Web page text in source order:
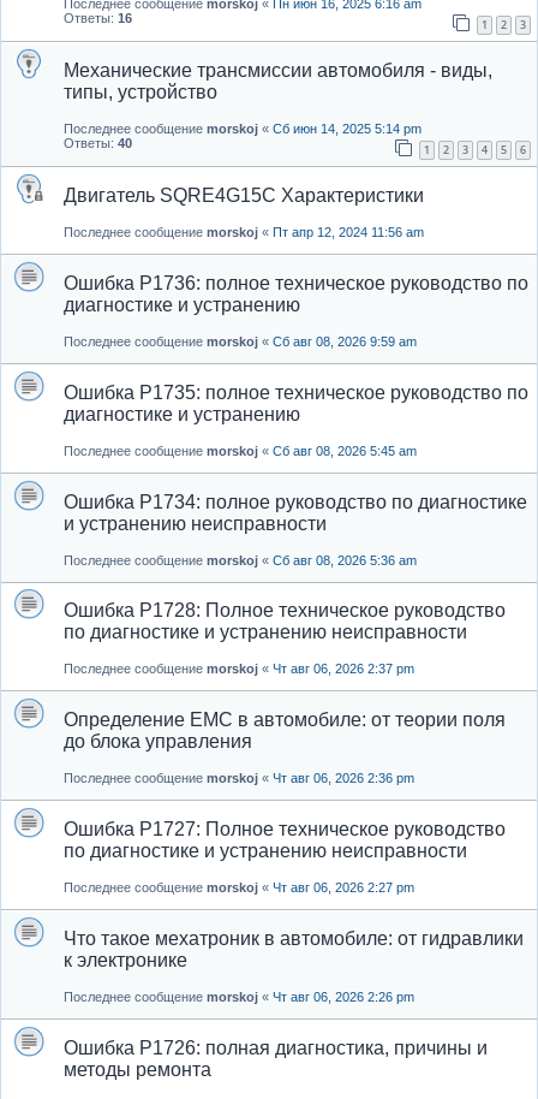
Последнее сообщение morskoj «
Пн июн 16, 2025 6:16 am
Ответы: 16 1 2 3
Механические трансмиссии автомобиля - виды,
типы, устройство
Последнее сообщение morskoj « Сб июн 14, 2025 5:14 pm
Ответы: 40 1 2 3 4 5 6
Двигатель SQRE4G15C Характеристики
Последнее сообщение morskoj « Пт апр 12, 2024 11:56 am
Ошибка P1736: полное техническое руководство по
диагностике и устранению
Последнее сообщение morskoj « Сб авг 08, 2026 9:59 am
Ошибка P1735: полное техническое руководство по
диагностике и устранению
Последнее сообщение morskoj « Сб авг 08, 2026 5:45 am
Ошибка P1734: полное руководство по диагностике
и устранению неисправности
Последнее сообщение morskoj « Сб авг 08, 2026 5:36 am
Ошибка P1728: Полное техническое руководство
по диагностике и устранению неисправности
Последнее сообщение morskoj « Чт авг 06, 2026 2:37 pm
Определение EMC в автомобиле: от теории поля
до блока управления
Последнее сообщение morskoj « Чт авг 06, 2026 2:36 pm
Ошибка P1727: Полное техническое руководство
по диагностике и устранению неисправности
Последнее сообщение morskoj « Чт авг 06, 2026 2:27 pm
Что такое мехатроник в автомобиле: от гидравлики
к электронике
Последнее сообщение morskoj « Чт авг 06, 2026 2:26 pm
Ошибка P1726: полная диагностика, причины и
методы ремонта